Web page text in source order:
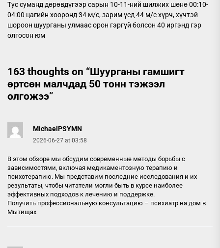
Тус суманд дөрөвдүгээр сарын 10-11-ний шилжих шөнө 00:10-
04:00 цагийн хооронд 34 м/с, зарим үед 44 м/с хүрч, хүчтэй
шороон шуурганы улмаас орон гэргүй болсон 40 иргэнд гэр
олгосон юм
163 thoughts on “Шуурганы гамшигт
өртсөн малчдад 50 тонн тэжээл
олгожээ”
MichaelPSYMN
2026-06-27 at 03:58
В этом обзоре мы обсудим современные методы борьбы с
зависимостями, включая медикаментозную терапию и
психотерапию. Мы представим последние исследования и их
результаты, чтобы читатели могли быть в курсе наиболее
эффективных подходов к лечению и поддержке.
Получить профессиональную консультацию – психиатр на дом в
Мытищах